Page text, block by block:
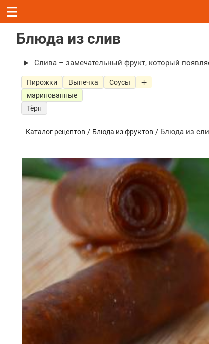
Блюда из слив
Слива – замечательный фрукт, который
Пирожки Выпечка
Соусы
маринованные
Тёрн
Каталог рецептов / Блюда из фруктов / Блюда из